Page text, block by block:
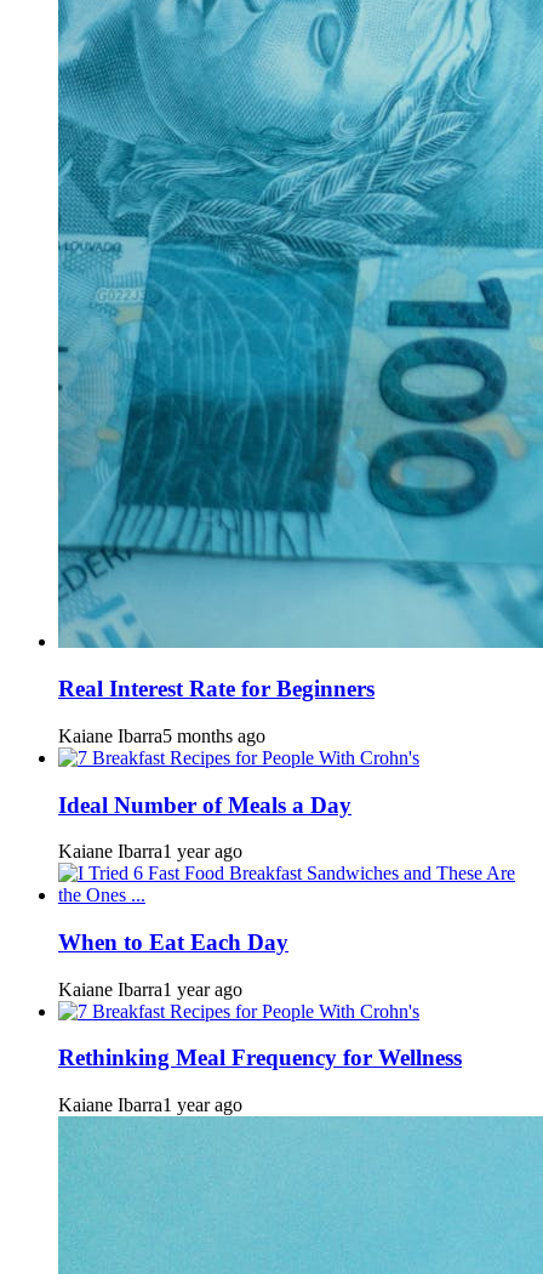
Real Interest Rate for Beginners
Kaiane Ibarra5 months ago
Ideal Number of Meals a Day
Kaiane Ibarra1 year ago
When to Eat Each Day
Kaiane Ibarra1 year ago
Rethinking Meal Frequency for Wellness
Kaiane Ibarra1 year ago